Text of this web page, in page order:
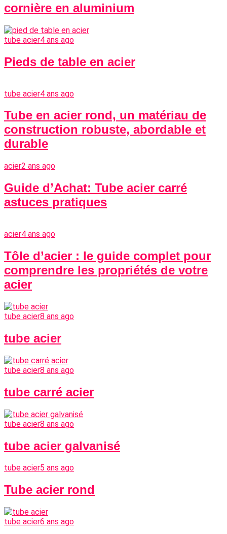
cornière en aluminium
tube acier4 ans ago
Pieds de table en acier
tube acier4 ans ago
Tube en acier rond, un matériau de
construction robuste, abordable et
durable
acier2 ans ago
Guide d’Achat: Tube acier carré
astuces pratiques
acier4 ans ago
Tôle d’acier : le guide complet pour
comprendre les propriétés de votre
acier
tube acier8 ans ago
tube acier
tube acier8 ans ago
tube carré acier
tube acier8 ans ago
tube acier galvanisé
tube acier5 ans ago
Tube acier rond
tube acier6 ans ago